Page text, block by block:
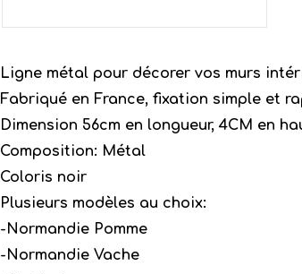
Ligne métal pour décorer vos murs
Fabriqué en France, fixation simple et
Dimension 56cm en longueur, 4CM en
Composition: Métal
Coloris noir
Plusieurs modèles au choix:
-Normandie Pomme
-Normandie Vache